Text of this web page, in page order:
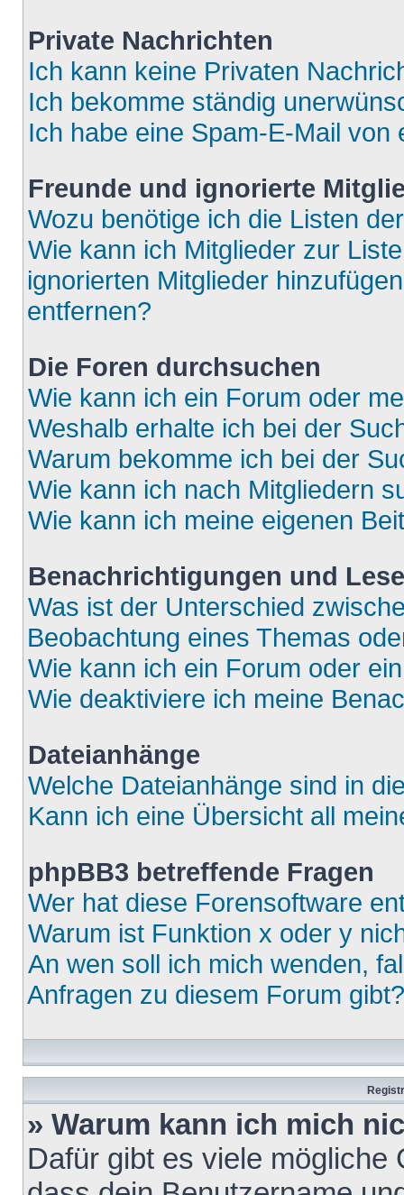
Private Nachrichten
Ich kann keine Privaten
Ich bekomme ständig
Ich habe eine Spam-E-Mail
Freunde und ignorierte
Wozu benötige ich die Listen
Wie kann ich Mitglieder zur
ignorierten Mitglieder
entfernen?
Die Foren durchsuchen
Wie kann ich ein Forum oder
Weshalb erhalte ich bei der
Warum bekomme ich bei der
Wie kann ich nach Mitgliedern
Wie kann ich meine eigenen
Benachrichtigungen und
Was ist der Unterschied
Beobachtung eines Themas
Wie kann ich ein Forum oder
Wie deaktiviere ich meine
Dateianhänge
Welche Dateianhänge sind in
Kann ich eine Übersicht all
phpBB3 betreffende Fragen
Wer hat diese Forensoftware
Warum ist Funktion x oder y
An wen soll ich mich wenden,
Anfragen zu diesem Forum gibt?
» Warum kann ich mich
Dafür gibt es viele